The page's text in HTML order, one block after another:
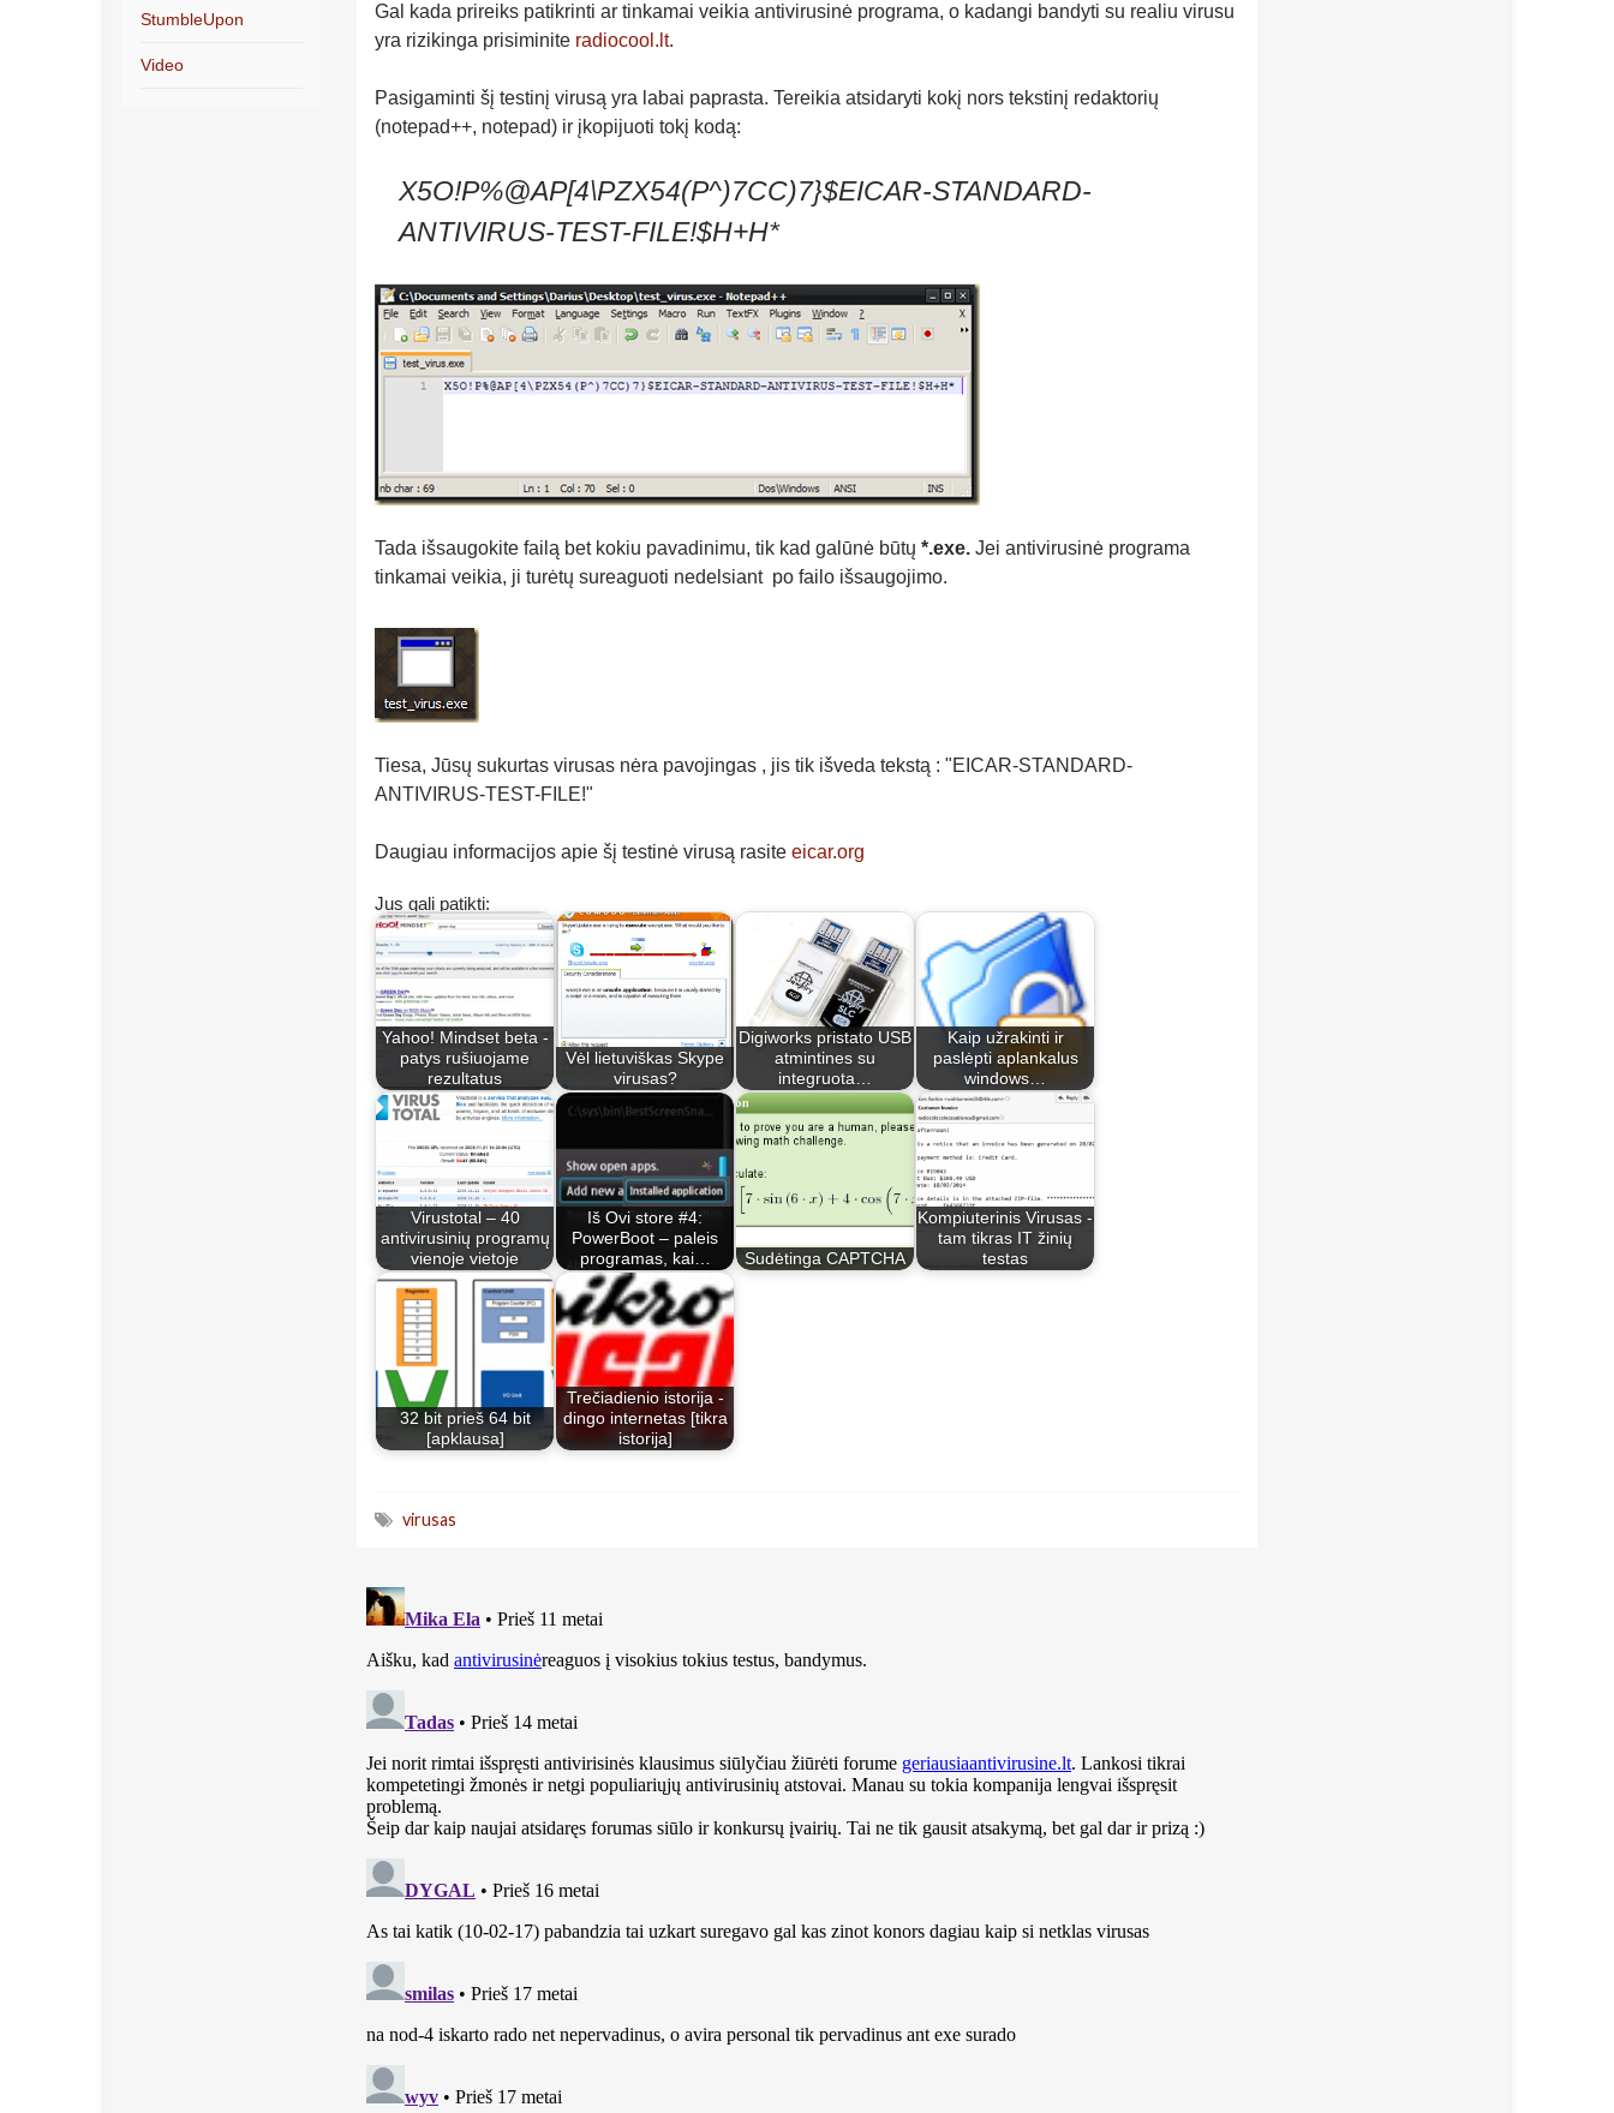
Gal kada prireiks patikrinti ar tinkamai veikia antivirusinė programa, o kadangi bandyti su realiu virusu
yra rizikinga prisiminite radiocool.lt.
Pasigaminti šį testinį virusą yra labai paprasta. Tereikia atsidaryti kokį nors tekstinį redaktorių
(notepad++, notepad) ir įkopijuoti tokį kodą:
X5O!P%@AP[4\PZX54(P^)7CC)7}$EICAR-STANDARD-
ANTIVIRUS-TEST-FILE!$H+H*
Tada išsaugokite failą bet kokiu pavadinimu, tik kad galūnė būtų *.exe. Jei antivirusinė programa
tinkamai veikia, ji turėtų sureaguoti nedelsiant po failo išsaugojimo.
Tiesa, Jūsų sukurtas virusas nėra pavojingas , jis tik išveda tekstą : "EICAR-STANDARD-
ANTIVIRUS-TEST-FILE!"
Daugiau informacijos apie šį testinė virusą rasite eicar.org
Jus gali patikti:
Yahoo! Mindset beta -
patys rušiuojame
rezultatus
Vėl lietuviškas Skype
virusas?
Digiworks pristato USB
atmintines su
integruota…
Kaip užrakinti ir
paslėpti aplankalus
windows…
Virustotal – 40
antivirusinių programų
vienoje vietoje
Iš Ovi store #4:
PowerBoot – paleis
programas, kai…
Sudėtinga CAPTCHA
Kompiuterinis Virusas -
tam tikras IT žinių
testas
32 bit prieš 64 bit
[apklausa]
Trečiadienio istorija -
dingo internetas [tikra
istorija]
virusas
StumbleUpon
Video